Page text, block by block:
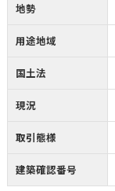
地勢
用途地域
国土法
現況
取引態様
建築確認番号